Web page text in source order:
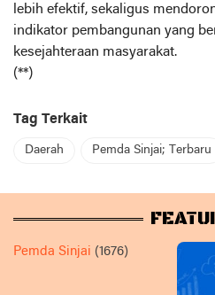
lebih efektif, sekaligus
indikator pembangunan yang
kesejahteraan masyarakat.
(**)
Tag Terkait
Daerah Pemda Sinjai; Terbaru
Pemda Sinjai (1676)